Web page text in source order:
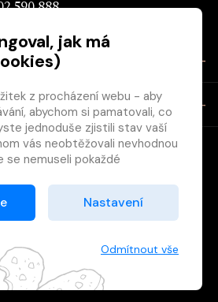
590 888
a nakladatelů.
Grand IT s.r.o.
jak má
z procházení webu - aby
abychom si pamatovali, co
jednoduše zjistili stav vaší
vás neobtěžovali nevhodnou
se nemuseli pokaždé
souhlas se
cookies
ho dáte a pomůžete nám tak
Nastavení
Odmítnout vše